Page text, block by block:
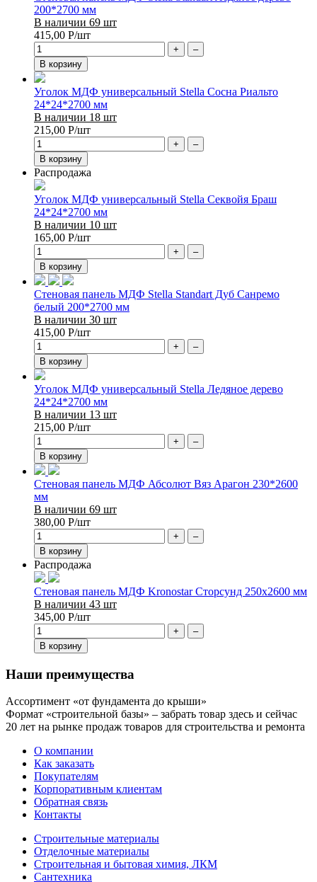
200*2700 мм
В наличии 69 шт
415,00 Р/шт
+
–
В корзину
Уголок МДФ универсальный Stella Сосна Риальто
24*24*2700 мм
В наличии 18 шт
215,00 Р/шт
+
–
В корзину
Распродажа
Уголок МДФ универсальный Stella Секвойя Браш
24*24*2700 мм
В наличии 10 шт
165,00 Р/шт
+
–
В корзину
Стеновая панель МДФ Stella Standart Дуб Санремо
белый 200*2700 мм
В наличии 30 шт
415,00 Р/шт
+
–
В корзину
Уголок МДФ универсальный Stella Ледяное дерево
24*24*2700 мм
В наличии 13 шт
215,00 Р/шт
+
–
В корзину
Стеновая панель МДФ Абсолют Вяз Арагон 230*2600
мм
В наличии 69 шт
380,00 Р/шт
+
–
В корзину
Распродажа
Стеновая панель МДФ Kronostar Сторсунд 250х2600 мм
В наличии 43 шт
345,00 Р/шт
+
–
В корзину
Наши преимущества
Ассортимент «от фундамента до крыши»
Формат «строительной базы» – забрать товар здесь и сейчас
20 лет на рынке продаж товаров для строительства и ремонта
О компании
Как заказать
Покупателям
Корпоративным клиентам
Обратная связь
Контакты
Строительные материалы
Отделочные материалы
Строительная и бытовая химия, ЛКМ
Сантехника